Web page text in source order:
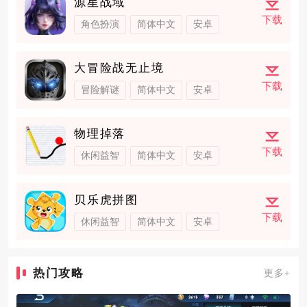
角色扮演 简体中文 安卓 下载
大冒险战无止境
冒险解谜 简体中文 安卓 下载
物理掉落
休闲益智 简体中文 安卓 下载
贝乐虎拼图
休闲益智 简体中文 安卓 下载
热门攻略 更多+